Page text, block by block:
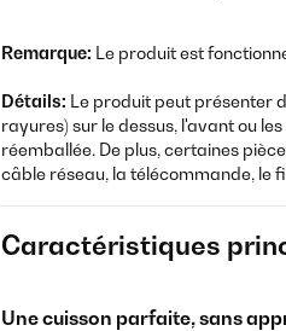
Remarque: Le produit est
Détails: Le produit peut présenter
rayures) sur le dessus, l'avant ou
réemballée. De plus, certaines
câble réseau, la télécommande, le
Caractéristiques
Une cuisson parfaite, sans